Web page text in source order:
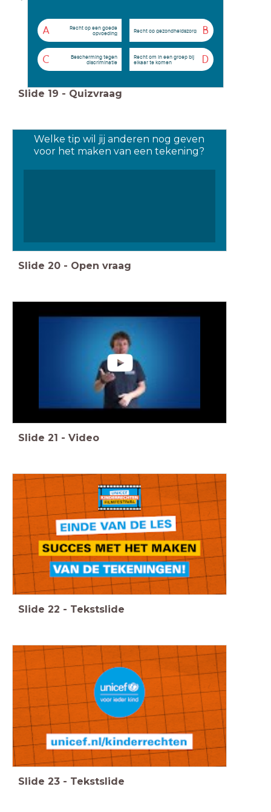
A
Recht op een goede
opvoeding
B
Recht op gezondheidszorg
C
Bescherming tegen
discriminatie
D
Recht om in een groep bij
elkaar te komen
Slide 19 - Quizvraag
Welke tip wil jij anderen nog geven
voor het maken van een tekening?
Slide 20 - Open vraag
Slide 21 - Video
Slide 22 - Tekstslide
Slide 23 - Tekstslide